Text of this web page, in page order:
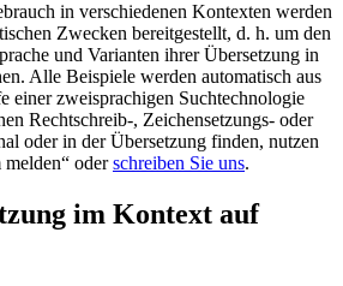
in verschiedenen Kontexten werden
Zwecken bereitgestellt, d. h. um den
und Varianten ihrer Übersetzung in
Alle Beispiele werden automatisch aus
einer zweisprachigen Suchtechnologie
Rechtschreib-, Zeichensetzungs- oder
oder in der Übersetzung finden, nutzen
oderschreiben Sie uns.
im Kontext auf